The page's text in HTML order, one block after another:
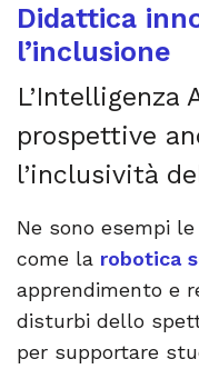
Didattica
l’inclusione
prospettive
l’inclusività
Ne sono esempi le
come la robotica
apprendimento e
disturbi dello
per supportare